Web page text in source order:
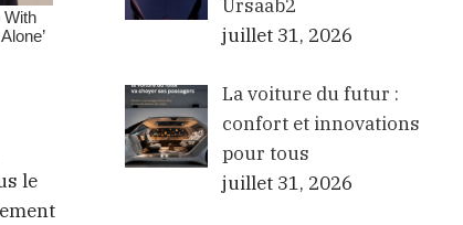
le
Ursaab2
juillet 31, 2026
La voiture du futur :
confort et innovations
pour tous
juillet 31, 2026